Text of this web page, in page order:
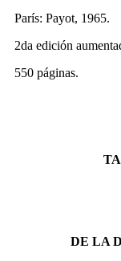
París: Payot, 1965.
2da edición
550 páginas.
DE LA